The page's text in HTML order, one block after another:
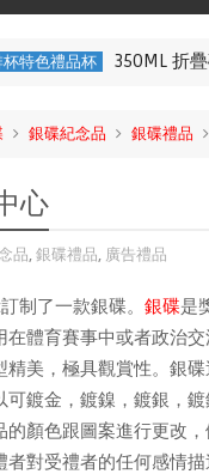
折疊矽膠咖啡杯-沙田
銀碟紀念品 銀碟禮品
心
品, 銀碟禮品, 廣告禮品
制了一款銀碟。 銀碟是
在體育賽事中或者政治
精美，極具觀賞性。銀
可鍍金，鍍鎳，鍍銀，
的顏色跟圖案進行更改
對受禮者的任何感情描